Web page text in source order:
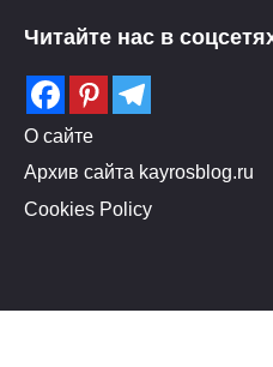
Читайте нас в
О сайте
Архив сайта kayrosblog.ru
Cookies Policy